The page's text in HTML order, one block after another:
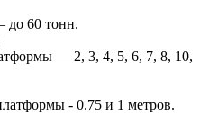
до 60 тонн.
— 2, 3, 4, 5, 6, 7, 8, 10,
- 0.75 и 1 метров.